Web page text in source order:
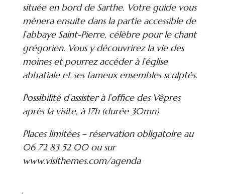
située en bord de Sarthe. Votre guide vous
mènera ensuite dans la partie accessible de
l’abbaye Saint-Pierre, célèbre pour le chant
grégorien. Vous y découvrirez la vie des
moines et pourrez accéder à l’église
abbatiale et ses fameux ensembles sculptés.
Possibilité d’assister à l’office des Vêpres
après la visite, à 17h (durée 30mn)
Places limitées – réservation obligatoire au
06 72 83 52 00 ou sur
www.visithemes.com/agenda